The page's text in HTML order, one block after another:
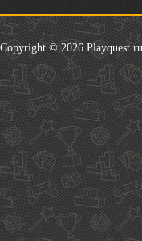
Copyright © 2026